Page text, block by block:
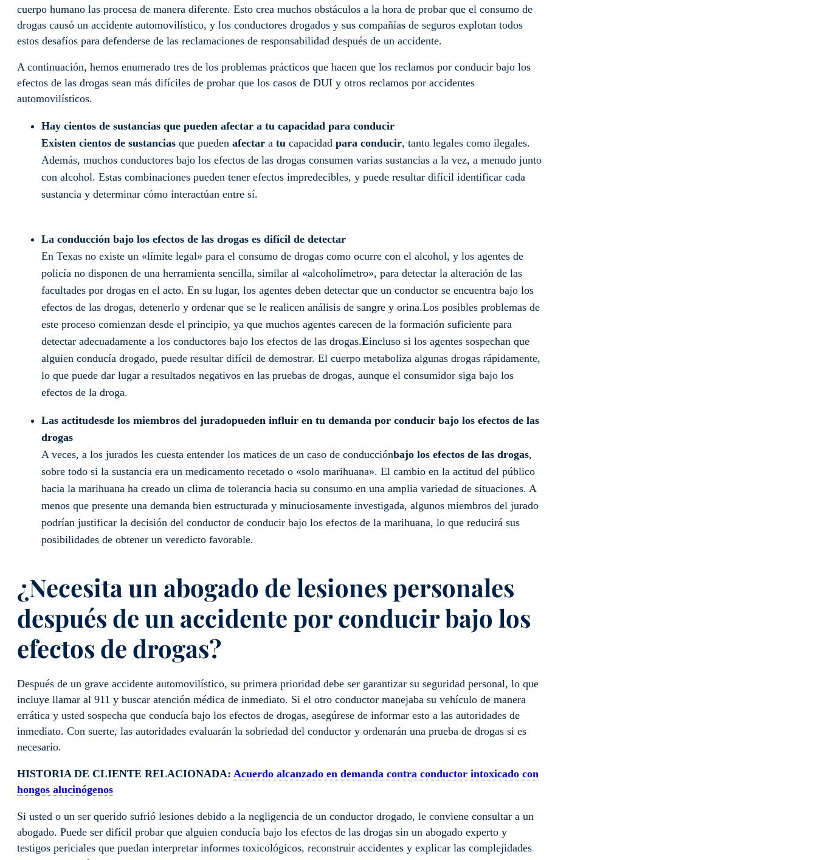
cuerpo humano las procesa de manera diferente. Esto crea muchos obstáculos a la hora de probar que el consumo de
drogas causó un accidente automovilístico, y los conductores drogados y sus compañías de seguros explotan todos
estos desafíos para defenderse de las reclamaciones de responsabilidad después de un accidente.
A continuación, hemos enumerado tres de los problemas prácticos que hacen que los reclamos por conducir bajo los
efectos de las drogas sean más difíciles de probar que los casos de DUI y otros reclamos por accidentes
automovilísticos.
Hay cientos de sustancias que pueden afectar a tu capacidad para conducir
Existen cientos de sustancias que pueden afectar a tu capacidad para conducir, tanto legales como ilegales.
Además, muchos conductores bajo los efectos de las drogas consumen varias sustancias a la vez, a menudo junto
con alcohol. Estas combinaciones pueden tener efectos impredecibles, y puede resultar difícil identificar cada
sustancia y determinar cómo interactúan entre sí.
La conducción bajo los efectos de las drogas es difícil de detectar
En Texas no existe un «límite legal» para el consumo de drogas como ocurre con el alcohol, y los agentes de
policía no disponen de una herramienta sencilla, similar al «alcoholímetro», para detectar la alteración de las
facultades por drogas en el acto. En su lugar, los agentes deben detectar que un conductor se encuentra bajo los
efectos de las drogas, detenerlo y ordenar que se le realicen análisis de sangre y orina.Los posibles problemas de
este proceso comienzan desde el principio, ya que muchos agentes carecen de la formación suficiente para
detectar adecuadamente a los conductores bajo los efectos de las drogas.Eincluso si los agentes sospechan que
alguien conducía drogado, puede resultar difícil de demostrar. El cuerpo metaboliza algunas drogas rápidamente,
lo que puede dar lugar a resultados negativos en las pruebas de drogas, aunque el consumidor siga bajo los
efectos de la droga.
Las actitudesde los miembros del juradopueden influir en tu demanda por conducir bajo los efectos de las
drogas
A veces, a los jurados les cuesta entender los matices de un caso de conducciónbajo los efectos de las drogas,
sobre todo si la sustancia era un medicamento recetado o «solo marihuana». El cambio en la actitud del público
hacia la marihuana ha creado un clima de tolerancia hacia su consumo en una amplia variedad de situaciones. A
menos que presente una demanda bien estructurada y minuciosamente investigada, algunos miembros del jurado
podrían justificar la decisión del conductor de conducir bajo los efectos de la marihuana, lo que reducirá sus
posibilidades de obtener un veredicto favorable.
¿Necesita un abogado de lesiones personales
después de un accidente por conducir bajo los
efectos de drogas?
Después de un grave accidente automovilístico, su primera prioridad debe ser garantizar su seguridad personal, lo que
incluye llamar al 911 y buscar atención médica de inmediato. Si el otro conductor manejaba su vehículo de manera
errática y usted sospecha que conducía bajo los efectos de drogas, asegúrese de informar esto a las autoridades de
inmediato. Con suerte, las autoridades evaluarán la sobriedad del conductor y ordenarán una prueba de drogas si es
necesario.
HISTORIA DE CLIENTE RELACIONADA: Acuerdo alcanzado en demanda contra conductor intoxicado con
hongos alucinógenos
Si usted o un ser querido sufrió lesiones debido a la negligencia de un conductor drogado, le conviene consultar a un
abogado. Puede ser difícil probar que alguien conducía bajo los efectos de las drogas sin un abogado experto y
testigos periciales que puedan interpretar informes toxicológicos, reconstruir accidentes y explicar las complejidades